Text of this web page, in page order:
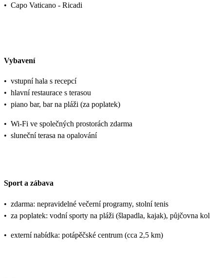
• Capo Vaticano - Ricadi
Vybavení
• vstupní hala s recepcí
• hlavní restaurace s terasou
• piano bar, bar na pláži (za poplatek)
• Wi-Fi ve společných prostorách zdarma
• sluneční terasa na opalování
Sport a zábava
• zdarma: nepravidelné večerní programy, stolní tenis
• za poplatek: vodní sporty na pláži (šlapadla, kajak), půjčovna kol
• externí nabídka: potápěčské centrum (cca 2,5 km)